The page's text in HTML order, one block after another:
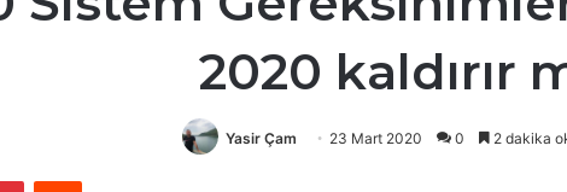
2020 kaldırır
Yasir Çam 23 Mart 2020 0 2 dakika
PinterestReddit